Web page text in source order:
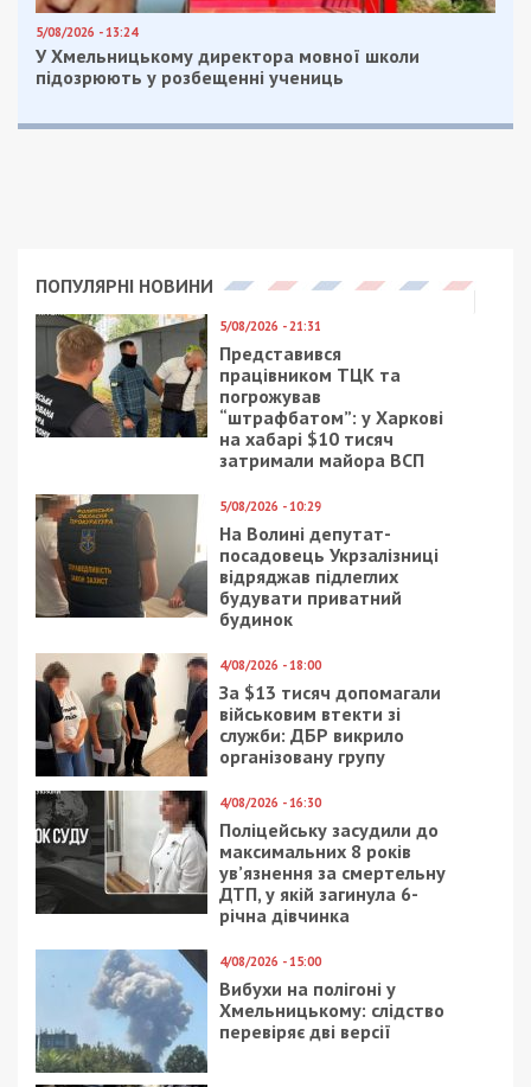
5/08/2026 - 13:24
У Хмельницькому директора мовної школи
підозрюють у розбещенні учениць
ПОПУЛЯРНІ НОВИНИ
5/08/2026 - 21:31
Представився
працівником ТЦК та
погрожував
“штрафбатом”: у Харкові
на хабарі $10 тисяч
затримали майора ВСП
5/08/2026 - 10:29
На Волині депутат-
посадовець Укрзалізниці
відряджав підлеглих
будувати приватний
будинок
4/08/2026 - 18:00
За $13 тисяч допомагали
військовим втекти зі
служби: ДБР викрило
організовану групу
4/08/2026 - 16:30
Поліцейську засудили до
максимальних 8 років
ув’язнення за смертельну
ДТП, у якій загинула 6-
річна дівчинка
4/08/2026 - 15:00
Вибухи на полігоні у
Хмельницькому: слідство
перевіряє дві версії